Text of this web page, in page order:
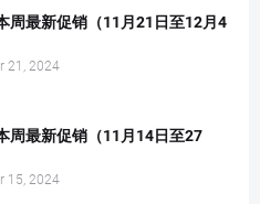
周最新促销（11月21日至12月4
21, 2024
周最新促销（11月14日至27
15, 2024